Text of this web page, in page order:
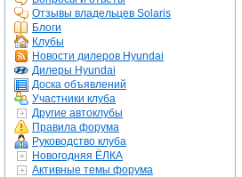
Отзывы владельцев Solaris
Блоги
Клубы
Новости дилеров Hyundai
Дилеры Hyundai
Доска объявлений
Участники клуба
Другие автоклубы
Правила форума
Руководство клуба
Новогодняя ЁЛКА
Активные темы форума